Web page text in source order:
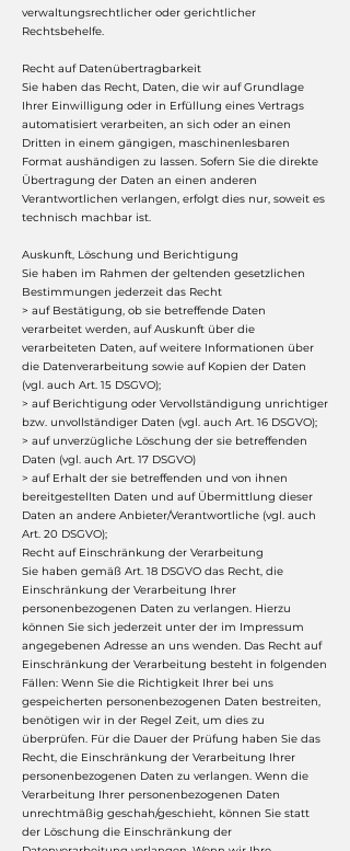
verwaltungsrechtlicher oder gerichtlicher
Rechtsbehelfe.
Recht auf Datenübertragbarkeit
Sie haben das Recht, Daten, die wir auf Grundlage
Ihrer Einwilligung oder in Erfüllung eines Vertrags
automatisiert verarbeiten, an sich oder an einen
Dritten in einem gängigen, maschinenlesbaren
Format aushändigen zu lassen. Sofern Sie die direkte
Übertragung der Daten an einen anderen
Verantwortlichen verlangen, erfolgt dies nur, soweit es
technisch machbar ist.
Auskunft, Löschung und Berichtigung
Sie haben im Rahmen der geltenden gesetzlichen
Bestimmungen jederzeit das Recht
> auf Bestätigung, ob sie betreffende Daten
verarbeitet werden, auf Auskunft über die
verarbeiteten Daten, auf weitere Informationen über
die Datenverarbeitung sowie auf Kopien der Daten
(vgl. auch Art. 15 DSGVO);
> auf Berichtigung oder Vervollständigung unrichtiger
bzw. unvollständiger Daten (vgl. auch Art. 16 DSGVO);
> auf unverzügliche Löschung der sie betreffenden
Daten (vgl. auch Art. 17 DSGVO)
> auf Erhalt der sie betreffenden und von ihnen
bereitgestellten Daten und auf Übermittlung dieser
Daten an andere Anbieter/Verantwortliche (vgl. auch
Art. 20 DSGVO);
Recht auf Einschränkung der Verarbeitung
Sie haben gemäß Art. 18 DSGVO das Recht, die
Einschränkung der Verarbeitung Ihrer
personenbezogenen Daten zu verlangen. Hierzu
können Sie sich jederzeit unter der im Impressum
angegebenen Adresse an uns wenden. Das Recht auf
Einschränkung der Verarbeitung besteht in folgenden
Fällen: Wenn Sie die Richtigkeit Ihrer bei uns
gespeicherten personenbezogenen Daten bestreiten,
benötigen wir in der Regel Zeit, um dies zu
überprüfen. Für die Dauer der Prüfung haben Sie das
Recht, die Einschränkung der Verarbeitung Ihrer
personenbezogenen Daten zu verlangen. Wenn die
Verarbeitung Ihrer personenbezogenen Daten
unrechtmäßig geschah/geschieht, können Sie statt
der Löschung die Einschränkung der